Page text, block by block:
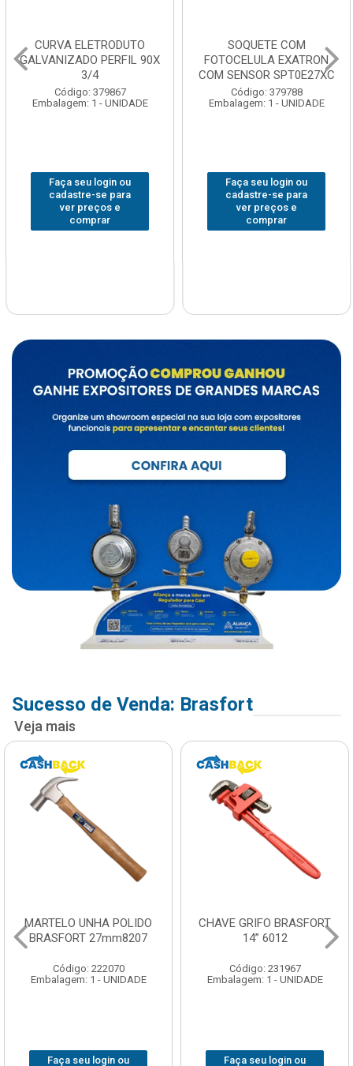
CURVA ELETRODUTO
GALVANIZADO PERFIL 90X
3/4
Código: 379867
Embalagem: 1 - UNIDADE
Faça seu login ou
cadastre-se para
ver preços e
comprar
SOQUETE COM
FOTOCELULA EXATRON
COM SENSOR SPT0E27XC
Código: 379788
Embalagem: 1 - UNIDADE
Faça seu login ou
cadastre-se para
ver preços e
comprar
Sucesso de Venda: Brasfort
Veja mais
CHAVE GRIFO BRASFORT
14” 6012
Código: 231967
Embalagem: 1 - UNIDADE
Faça seu login ou
ADAPTADOR PARA
SOQUETE WAFT
Código: 235563
Embalagem: 1 - UNIDADE
Faça seu login ou